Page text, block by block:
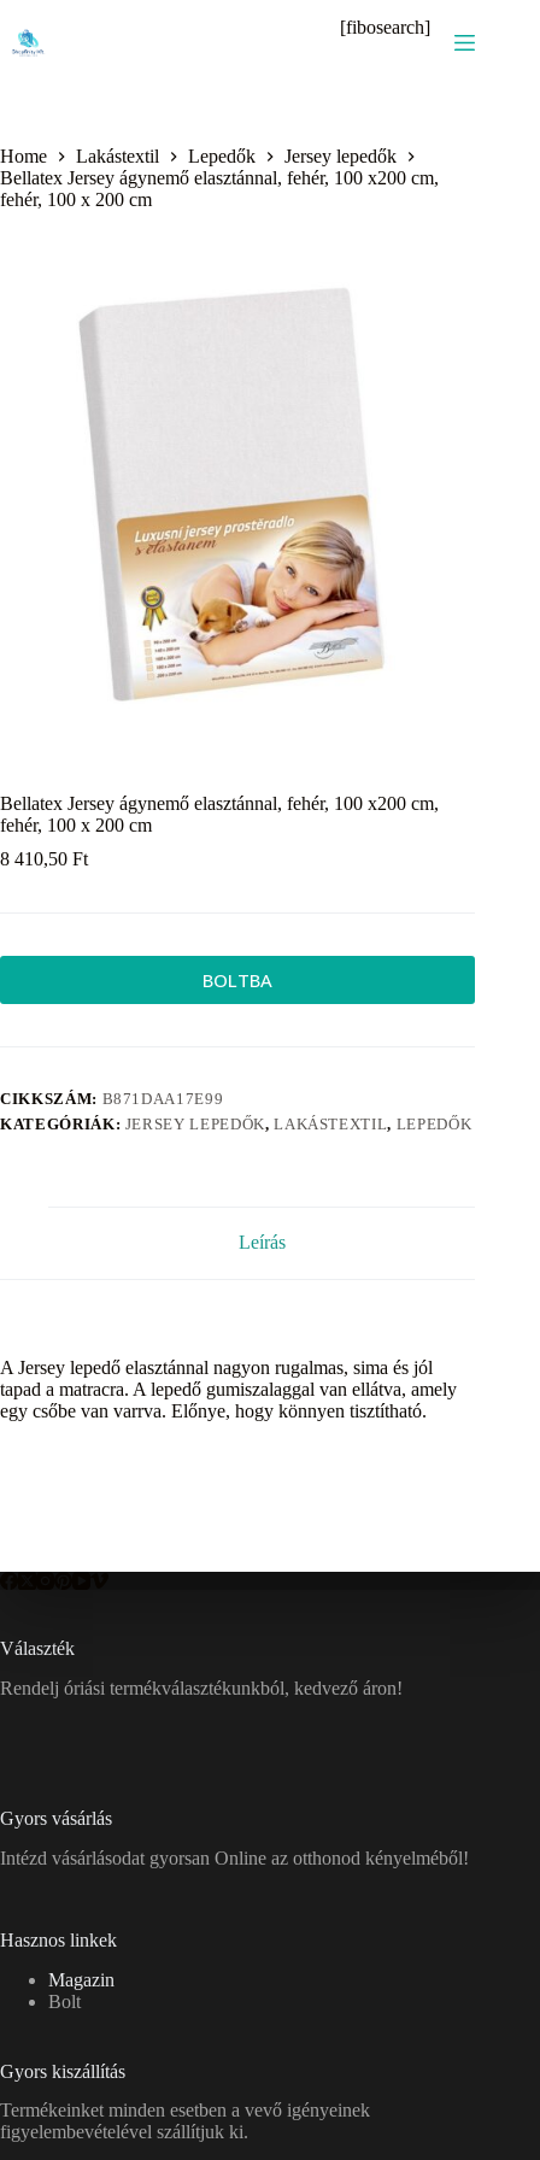
content
[fibosearch]
Home Lakástextil Lepedők
Jersey lepedők
Bellatex Jersey ágynemő elasztánnal, fehér, 100 x200 cm,
fehér, 100 x 200 cm
Bellatex Jersey ágynemő elasztánnal, fehér, 100 x200 cm,
fehér, 100 x 200 cm
8 410,50 Ft
BOLTBA
CIKKSZÁM: B871DAA17E99
KATEGÓRIÁK: JERSEY LEPEDŐK,LAKÁSTEXTIL, LEPEDŐK
Leírás
A Jersey lepedő elasztánnal nagyon rugalmas, sima és jól
tapad a matracra. A lepedő gumiszalaggal van ellátva, amely
egy csőbe van varrva. Előnye, hogy könnyen tisztítható.
Választék
Rendelj óriási termékválasztékunkból, kedvező áron!
Gyors vásárlás
Intézd vásárlásodat gyorsan Online az otthonod kényelméből!
Hasznos linkek
Magazin
Bolt
Gyors kiszállítás
Termékeinket minden esetben a vevő igényeinek
figyelembevételével szállítjuk ki.